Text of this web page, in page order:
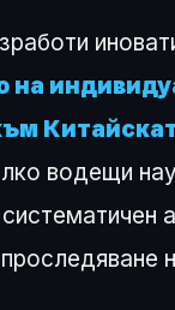
на
водещи